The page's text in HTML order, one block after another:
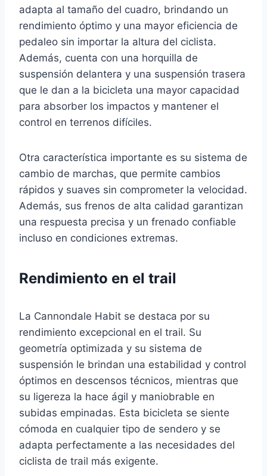
adapta al tamaño del cuadro, brindando un
rendimiento óptimo y una mayor eficiencia de
pedaleo sin importar la altura del ciclista.
Además, cuenta con una horquilla de
suspensión delantera y una suspensión trasera
que le dan a la bicicleta una mayor capacidad
para absorber los impactos y mantener el
control en terrenos difíciles.
Otra característica importante es su sistema de
cambio de marchas, que permite cambios
rápidos y suaves sin comprometer la velocidad.
Además, sus frenos de alta calidad garantizan
una respuesta precisa y un frenado confiable
incluso en condiciones extremas.
Rendimiento en el trail
La Cannondale Habit se destaca por su
rendimiento excepcional en el trail. Su
geometría optimizada y su sistema de
suspensión le brindan una estabilidad y control
óptimos en descensos técnicos, mientras que
su ligereza la hace ágil y maniobrable en
subidas empinadas. Esta bicicleta se siente
cómoda en cualquier tipo de sendero y se
adapta perfectamente a las necesidades del
ciclista de trail más exigente.